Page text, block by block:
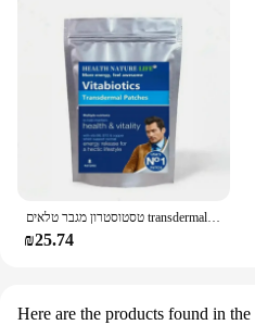
טסטוסטרון מגבר טלאים transdermal לגברים
₪25.74
Here are the products found in the